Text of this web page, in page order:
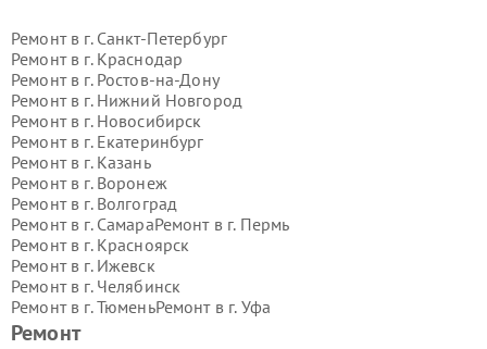
Ремонт
Ремонт в г. Санкт-Петербург
Ремонт в г. Краснодар
Ремонт в г. Ростов-на-Дону
Ремонт в г. Нижний Новгород
Ремонт в г. Новосибирск
Ремонт в г. Екатеринбург
Ремонт в г. Казань
Ремонт в г. Воронеж
Ремонт в г. Волгоград
Ремонт в г. СамараРемонт в г. Пермь
Ремонт в г. Красноярск
Ремонт в г. Ижевск
Ремонт в г. Челябинск
Ремонт в г.ТюменьРемонт в г. Уфа
Ремонт в г.